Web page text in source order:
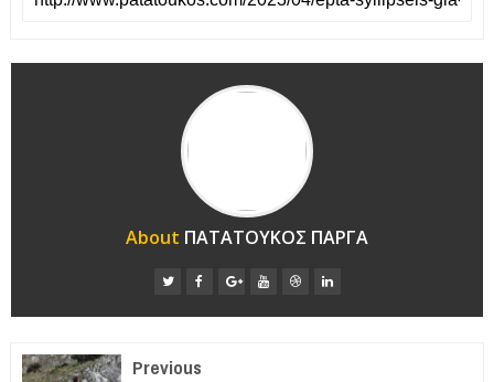
About ΠΑΤΑΤΟΥΚΟΣ ΠΑΡΓΑ
Previous